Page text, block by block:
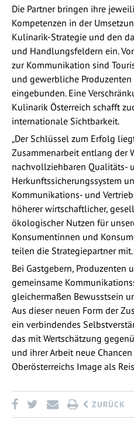
Die Partner bringen ihre
Kompetenzen in der
Kulinarik-Strategie und den
und Handlungsfeldern ein.
zur Kommunikation sind
und gewerbliche
eingebunden. Eine
Kulinarik Österreich schafft
internationale Sichtbarkeit.
„Der Schlüssel zum Erfolg
Zusammenarbeit entlang der
nachvollziehbaren Qualitäts-
Herkunftssicherungssystem
Kommunikations- und
höherer wirtschaftlicher,
ökologischer Nutzen für
Konsumentinnen und
teilen die Strategiepartner mit.
Bei Gastgebern, Produzenten
gemeinsame
gleichermaßen Bewusstsein
Aus dieser neuen Form der
ein verbindendes
das mit Wertschätzung
und ihrer Arbeit neue
Oberösterreichs Image als
ZURÜCK